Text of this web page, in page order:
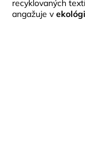
recyklovaných
angažuje v